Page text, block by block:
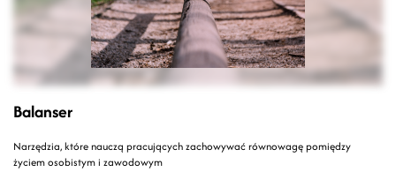
Balanser
Narzędzia, które nauczą pracujących zachowywać równowagę pomiędzy
życiem osobistym i zawodowym